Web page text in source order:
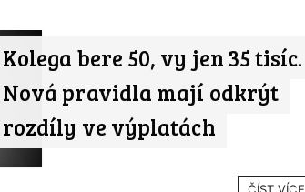
Kolega bere 50, vy jen 35 tisíc.
Nová pravidla mají odkrýt
rozdíly ve výplatách